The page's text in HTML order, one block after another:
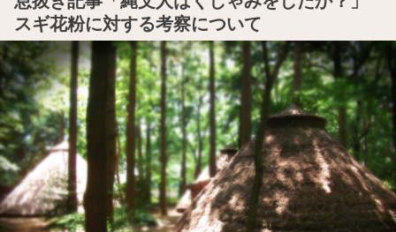
スギ花粉に対する考察について